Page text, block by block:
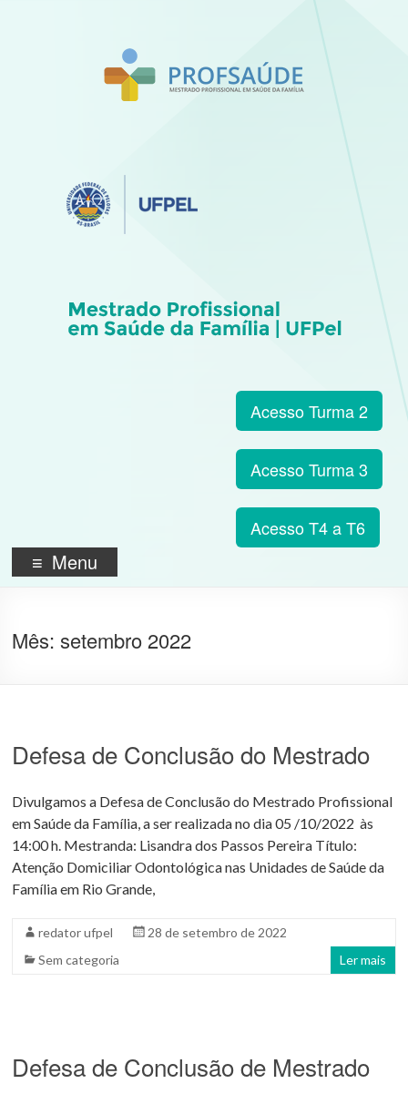
Acesso Turma 2
Acesso Turma 3
Acesso T4 a T6
Menu
Mês:setembro 2022
Defesa de Conclusão do Mestrado
Divulgamos a Defesa de Conclusão do Mestrado Profissional
em Saúde da Família, a ser realizada no dia 05 /10/2022 às
14:00 h. Mestranda: Lisandra dos Passos Pereira Título:
Atenção Domiciliar Odontológica nas Unidades de Saúde da
Família em Rio Grande,
redator ufpel
28 de setembro de 2022
Sem categoria
Ler mais
Defesa de Conclusão de Mestrado